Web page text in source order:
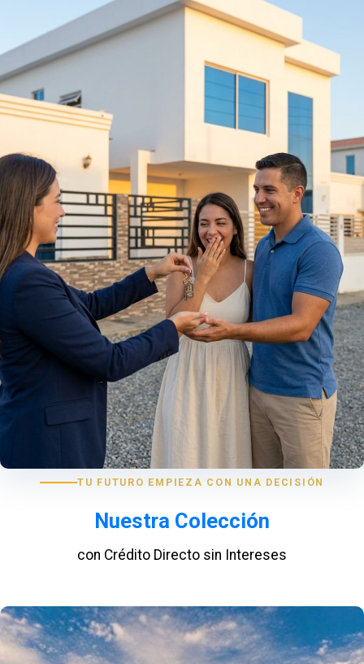
TU FUTURO EMPIEZA CON UNA DECISIÓN
Nuestra Colección
con Crédito Directo sin Intereses